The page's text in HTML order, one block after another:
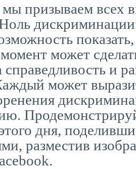
призываем всех
может
справедливость и
может
дня,
разместив
.